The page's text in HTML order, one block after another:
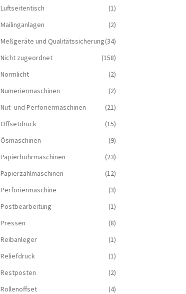
Luftseitentisch
(1)
Mailinganlagen
(2)
Meßgeräte und Qualitätssicherung(34)
Nicht zugeordnet
(158)
Normlicht
(2)
Numeriermaschinen
(2)
Nut- und Perforiermaschinen
(21)
Offsetdruck
(15)
Ösmaschinen
(9)
Papierbohrmaschinen
(23)
Papierzählmaschinen
(12)
Perforiermaschine
(3)
Postbearbeitung
(1)
Pressen
(8)
Reibanleger
(1)
Reliefdruck
(1)
Restposten
(2)
Rollenoffset
(4)